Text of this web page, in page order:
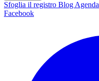
Sfoglia il registro Blog Agenda
Facebook